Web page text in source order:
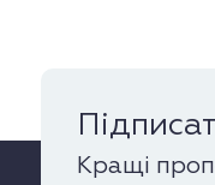
Кращі